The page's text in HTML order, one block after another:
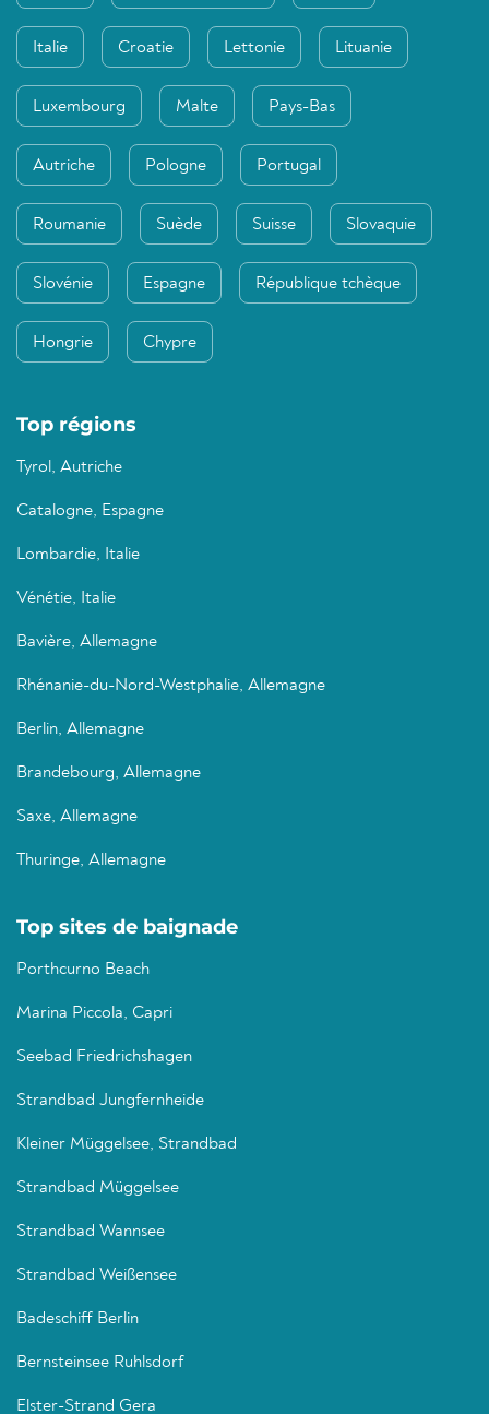
Italie Croatie Lettonie Lituanie
Luxembourg Malte Pays-Bas
Autriche Pologne Portugal
Roumanie Suède Suisse Slovaquie
Slovénie Espagne République tchèque
Hongrie Chypre
Top régions
Tyrol, Autriche
Catalogne, Espagne
Lombardie, Italie
Vénétie, Italie
Bavière, Allemagne
Rhénanie-du-Nord-Westphalie, Allemagne
Berlin, Allemagne
Brandebourg, Allemagne
Saxe, Allemagne
Thuringe, Allemagne
Top sites de baignade
Porthcurno Beach
Marina Piccola, Capri
Seebad Friedrichshagen
Strandbad Jungfernheide
Kleiner Müggelsee, Strandbad
Strandbad Müggelsee
Strandbad Wannsee
Strandbad Weißensee
Badeschiff Berlin
Bernsteinsee Ruhlsdorf
Elster-Strand Gera